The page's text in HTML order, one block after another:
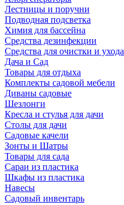
Лестницы и поручни
Подводная подсветка
Химия для бассейна
Средства дезинфекции
Средства для очистки и ухода
Дача и Сад
Товары для отдыха
Комплекты садовой мебели
Диваны садовые
Шезлонги
Кресла и стулья для дачи
Столы для дачи
Садовые качели
Зонты и Шатры
Товары для сада
Сараи из пластика
Шкафы из пластика
Навесы
Садовый инвентарь